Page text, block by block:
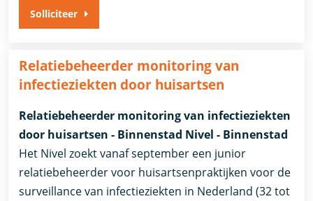
Solliciteer
Relatiebeheerder monitoring van
infectieziekten door huisartsen
Relatiebeheerder monitoring van infectieziekten
door huisartsen - Binnenstad Nivel - Binnenstad
Het Nivel zoekt vanaf september een junior
relatiebeheerder voor huisartsenpraktijken voor de
surveillance van infectieziekten in Nederland (32 tot